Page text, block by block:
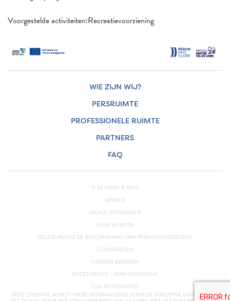
Voorgestelde activiteiten:Recreatievoorziening
WIE ZIJN WIJ?
PERSRUIMTE
PROFESSIONELE RUIMTE
PARTNERS
FAQ
© LA LOIRE À VÉLO
APSULIS
LEGALE INFORMATIE
PLAN WEBSITE
BELEID INZAKE DE BESCHERMING VAN PERSOONSGEGEVENS
COOKIEBELEID
COOKIES BEHEREN
ACCESSIBILITÉ : NON CONFORME
CGU RÉSERVATION
DEZE OPERATIE WORDT MEDE GEFINANCIERD DOOR DE EUROPESE UNIE. EUROPA